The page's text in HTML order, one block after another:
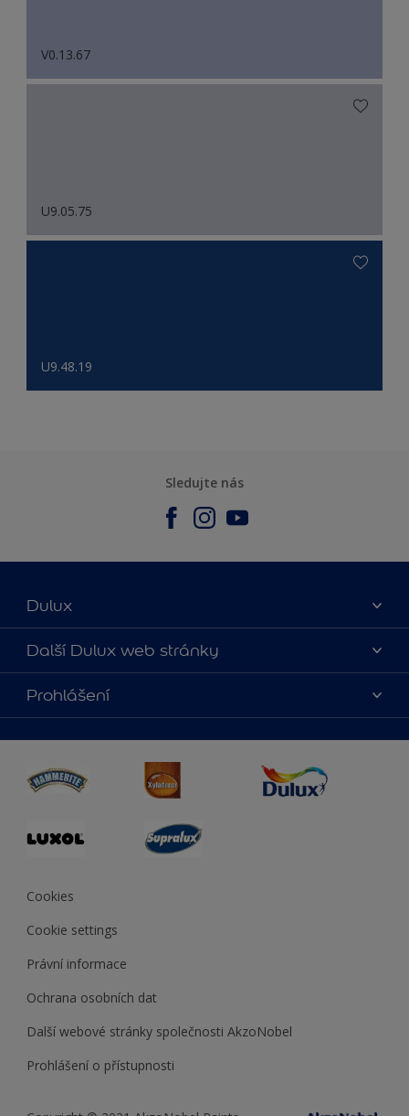
V0.13.67
U9.05.75
U9.48.19
Sledujte nás
Dulux
O nás
Kontaktujte nás
Najít obchod
Další Dulux web stránky
duluxmalir.cz
duluxmaliar.sk
duluxprodejnabarev.cz
duluxpredajnafarieb.sk
Prohlášení
Cookies
Cookie settings
Právní informace
Ochrana osobních dat
Další webové stránky společnosti AkzoNobel
Prohlášení o přístupnosti